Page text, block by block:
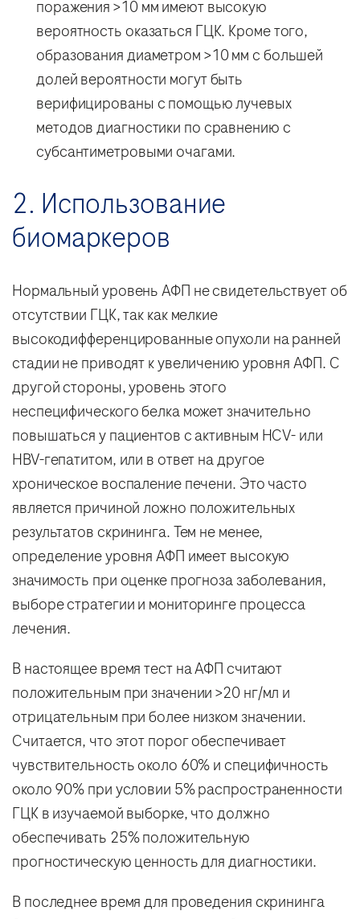
поражения >10 мм имеют высокую
вероятность оказаться ГЦК. Кроме того,
образования диаметром >10 мм с большей
долей вероятности могут быть
верифицированы с помощью лучевых
методов диагностики по сравнению с
субсантиметровыми очагами.
2. Использование
биомаркеров
Нормальный уровень АФП не свидетельствует об
отсутствии ГЦК, так как мелкие
высокодифференцированные опухоли на ранней
стадии не приводят к увеличению уровня АФП. С
другой стороны, уровень этого
неспецифического белка может значительно
повышаться у пациентов с активным HCV- или
HBV-гепатитом, или в ответ на другое
хроническое воспаление печени. Это часто
является причиной ложно положительных
результатов скрининга. Тем не менее,
определение уровня АФП имеет высокую
значимость при оценке прогноза заболевания,
выборе стратегии и мониторинге процесса
лечения.
В настоящее время тест на АФП считают
положительным при значении >20 нг/мл и
отрицательным при более низком значении.
Считается, что этот порог обеспечивает
чувствительность около 60% и специфичность
около 90% при условии 5% распространенности
ГЦК в изучаемой выборке, что должно
обеспечивать 25% положительную
прогностическую ценность для диагностики.
В последнее время для проведения скрининга